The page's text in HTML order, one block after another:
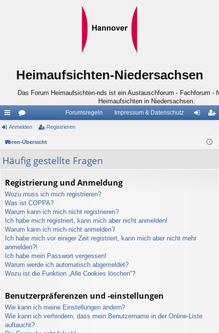
Heimaufsichten-Niedersachsen
Das Forum Heimaufsichten-nds ist ein Austauschforum - Fachforum -
Heimaufsichten in Niedersachsen.
ch
ne
llz
riff
or
en
Forumsregeln Impressum & Datenschutz
ist
Anmelden Registrieren
Foren-Übersicht
Häufig gestellte Fragen
Registrierung und Anmeldung
Wozu muss ich mich registrieren?
Was ist COPPA?
Warum kann ich mich nicht registrieren?
Ich habe mich registriert, kann mich aber nicht anmelden!
Warum kann ich mich nicht anmelden?
Ich habe mich vor einiger Zeit registriert, kann mich aber nicht mehr
anmelden?!
Ich habe mein Passwort vergessen!
Warum werde ich automatisch abgemeldet?
Wozu ist die Funktion „Alle Cookies löschen“?
Benutzerpräferenzen und -einstellungen
Wie kann ich meine Einstellungen ändern?
Wie kann ich verhindern, dass mein Benutzername in der Online-Liste
auftaucht?